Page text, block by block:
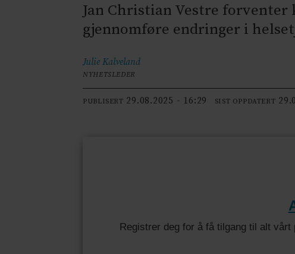
Jan Christian Vestre
gjennomføre endringer i
Julie Kalveland
NYHETSLEDER
PUBLISERT 29.08.2025 - 16:29 SIST OPPDATERT
Registrer deg for å få tilgang til alt